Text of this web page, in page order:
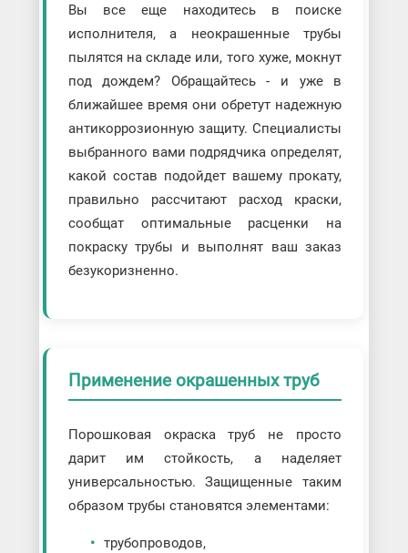
Вы все еще находитесь в поиске
исполнителя, а неокрашенные трубы
пылятся на складе или, того хуже, мокнут
под дождем? Обращайтесь - и уже в
ближайшее время они обретут надежную
антикоррозионную защиту. Специалисты
выбранного вами подрядчика определят,
какой состав подойдет вашему прокату,
правильно рассчитают расход краски,
сообщат оптимальные расценки на
покраску трубы и выполнят ваш заказ
безукоризненно.
Применение окрашенных труб
Порошковая окраска труб не просто
дарит им стойкость, а наделяет
универсальностью. Защищенные таким
образом трубы становятся элементами:
трубопроводов,